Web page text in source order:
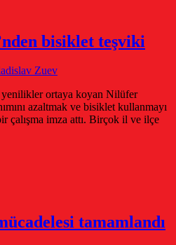
bisiklet teşviki
Zuev
ortaya koyan Nilüfer
azaltmak ve bisiklet kullanmayı
çalışma imza attı. Birçok il ve ilçe
tamamlandı